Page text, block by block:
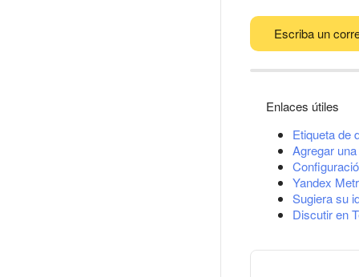
Escriba un
Enlaces útiles
Etiqueta de
Agregar
Yandex
Sugiera su
Discutir en